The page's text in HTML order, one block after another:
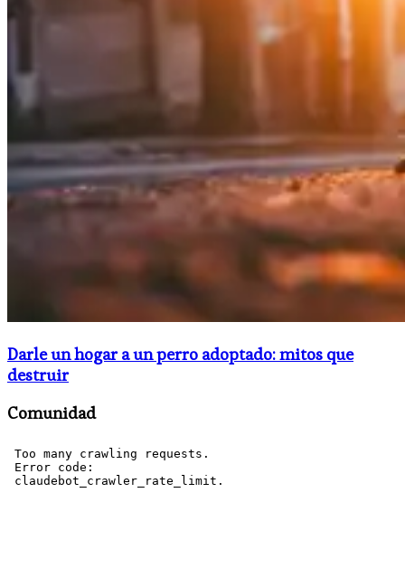
Darle un hogar a un perro adoptado: mitos que
destruir
Comunidad